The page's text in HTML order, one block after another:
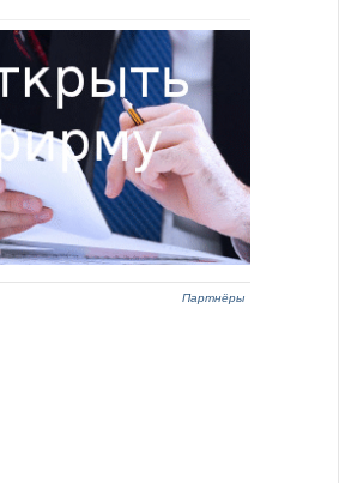
Партнёры